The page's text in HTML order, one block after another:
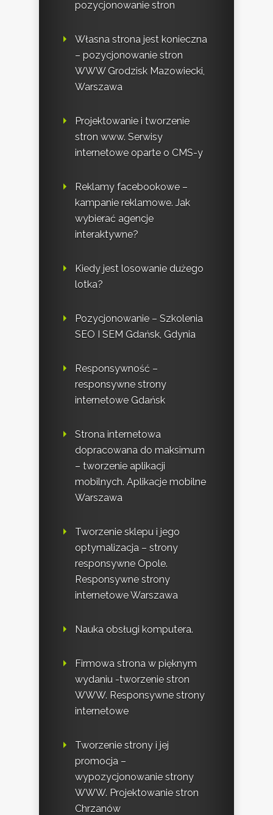
pozycjonowanie stron
Własna strona jest konieczna
– pozycjonowanie stron
WWW Grodzisk Mazowiecki,
Warszawa
Projektowanie i tworzenie
stron www. Serwisy
internetowe oparte o CMS-y
Reklamy facebookowe –
kampanie reklamowe. Jak
wybierać agencje
interaktywne?
Kiedy jest losowanie dużego
lotka?
Pozycjonowanie – Szkolenia
SEO I SEM Gdańsk, Gdynia
Responsywność –
responsywne strony
internetowe Gdańsk
Strona internetowa
dopracowana do maksimum
– tworzenie aplikacji
mobilnych. Aplikacje mobilne
Warszawa
Tworzenie sklepu i jego
optymalizacja – strony
responsywne Opole.
Responsywne strony
internetowe Warszawa
Nauka obsługi komputera.
Firmowa strona w pięknym
wydaniu -tworzenie stron
WWW. Responsywne strony
internetowe
Tworzenie strony i jej
promocja –
wypozycjonowanie strony
WWW. Projektowanie stron
Chrzanów